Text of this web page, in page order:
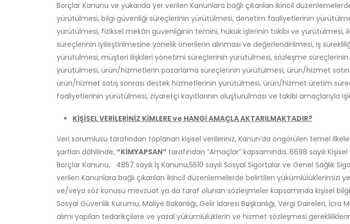
Borçlar Kanunu ve yukarıda yer verilen Kanunlara bağlı çıkarılan ikincil
yürütülmesi, bilgi güvenliği süreçlerinin yürütülmesi, denetim faaliyetlerinin
yürütülmesi, fiziksel mekân güvenliğinin temini, hukuk işlerinin takibi ve
süreçlerinin iyileştirilmesine yönelik önerilerin alınması ve değerlendirilmesi, iş
yürütülmesi, müşteri ilişkileri yönetimi süreçlerinin yürütülmesi, sözleşme
yürütülmesi, ürün/hizmetlerin pazarlama süreçlerinin yürütülmesi, ürün/hizmet
ürün/hizmet satış sonrası destek hizmetlerinin yürütülmesi, ürün/hizmet üretim
faaliyetlerinin yürütülmesi, ziyaretçi kayıtlarının oluşturulması ve takibi amaçlarıyla
KİŞİSEL VERİLERİNİZ KİMLERE ve HANGİ AMAÇLA AKTARILMAKTADIR?
Veri sorumlusu tarafından toplanan kişisel verileriniz, Kanun’da öngörülen temel
şartları dâhilinde, “KİMYAPSAN” tarafından “Amaçlar” kapsamında, 6698 sayılı
Borçlar Kanunu, 4857 sayılı İş Kanunu,5510 sayılı Sosyal Sigortalar ve Genel Sağlık
verilen Kanunlara bağlı çıkarılan ikincil düzenlemelerde belirtilen
ve/veya söz konusu mevzuat ya da taraf olunan sözleşmeler kapsamında kişisel
Sosyal Güvenlik Kurumu, Maliye Bakanlığı, Gelir İdaresi Başkanlığı, Vergi Daireleri,
alımı yapılan tedarikçilere ve yasal yükümlülüklerin ve hizmet sözleşmesi